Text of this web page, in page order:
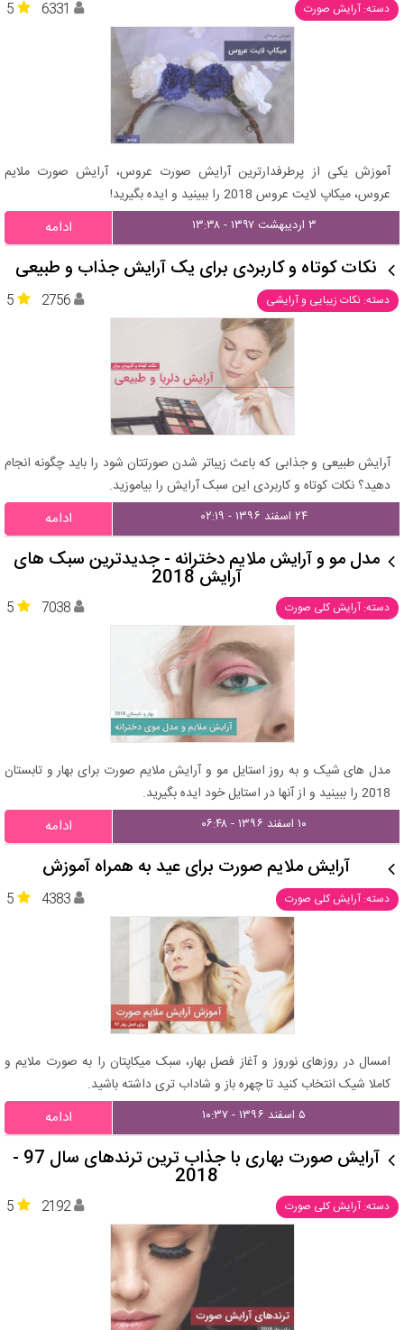
دسته: آرایش صورت 5 6331
آموزش یکی از پرطرفدارترین آرایش صورت عروس، آرایش صورت ملایم
عروس، میکاپ لایت عروس 2018 را ببینید و ایده بگیرید!
۳ اردیبهشت ۱۳۹۷ - ۱۳:۳۸ ادامه
نکات کوتاه و کاربردی برای یک آرایش جذاب و طبیعی
دسته: نکات زیبایی و آرایشی 5 2756
آرایش طبیعی و جذابی که باعث زیباتر شدن صورتتان شود را باید چگونه انجام
دهید؟ نکات کوتاه و کاربردی این سبک آرایش را بیاموزید.
۲۴ اسفند ۱۳۹۶ - ۰۲:۱۹ ادامه
مدل مو و آرایش ملایم دخترانه - جدیدترین سبک های
آرایش 2018
دسته: آرایش کلی صورت 5 7038
مدل های شیک و به روز استایل مو و آرایش ملایم صورت برای بهار و تابستان
2018 را ببینید و از آنها در استایل خود ایده بگیرید.
۱۰ اسفند ۱۳۹۶ - ۰۶:۴۸ ادامه
آرایش ملایم صورت برای عید به همراه آموزش
دسته: آرایش کلی صورت 5 4383
امسال در روزهای نوروز و آغاز فصل بهار، سبک میکاپتان را به صورت ملایم و
کاملا شیک انتخاب کنید تا چهره باز و شاداب تری داشته باشید.
۵ اسفند ۱۳۹۶ - ۱۰:۳۷ ادامه
آرایش صورت بهاری با جذاب ترین ترندهای سال 97 -
2018
دسته: آرایش کلی صورت 5 2192